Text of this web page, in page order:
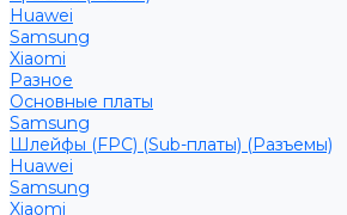
Huawei
Samsung
Xiaomi
Разное
Основные платы
Samsung
Шлейфы (FPC) (Sub-платы) (Разъемы)
Huawei
Samsung
Xiaomi